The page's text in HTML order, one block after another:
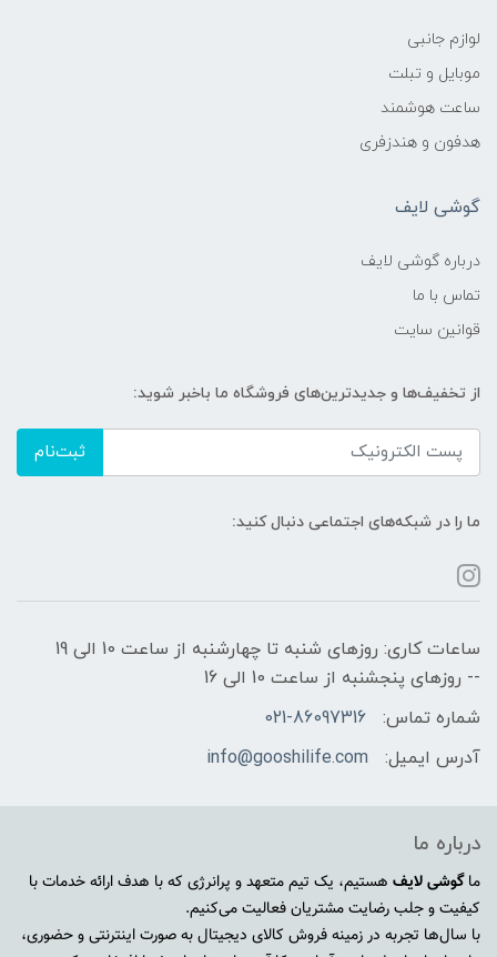
لوازم جانبی
موبایل و تبلت
ساعت هوشمند
هدفون و هندزفری
گوشی لایف
درباره گوشی لایف
تماس با ما
قوانین سایت
از تخفیف‌ها و جدیدترین‌های فروشگاه ما باخبر شوید:
ثبت‌نام
ما را در شبکه‌های اجتماعی دنبال کنید:
ساعات کاری: روزهای شنبه تا چهارشنبه از ساعت 10 الی 19
-- روزهای پنجشنبه از ساعت 10 الی 16
شماره تماس:
021-86097316
آدرس ایمیل:
info@gooshilife.com
درباره ما
ماگوشی لایف هستیم، یک تیم متعهد و پرانرژی که با هدف ارائه خدمات با
کیفیت و جلب رضایت مشتریان فعالیت می‌کنیم.
با سال‌ها تجربه در زمینه فروش کالای دیجیتال به صورت اینترنتی و حضوری،